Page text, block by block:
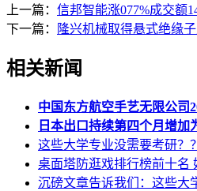
上一篇： 信邦智能涨077%成交额
下一篇：
隆兴机械取得悬式绝缘
相关新闻
中国东方航空手艺无限公司
日本出口持续第四个月增加
这些大学专业没需要考研？？
桌面塔防逛戏排行榜前十名
沉磅文章告诉我们：这些大